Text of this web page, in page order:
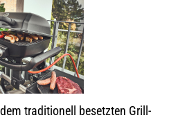
traditionell besetzten Grill-